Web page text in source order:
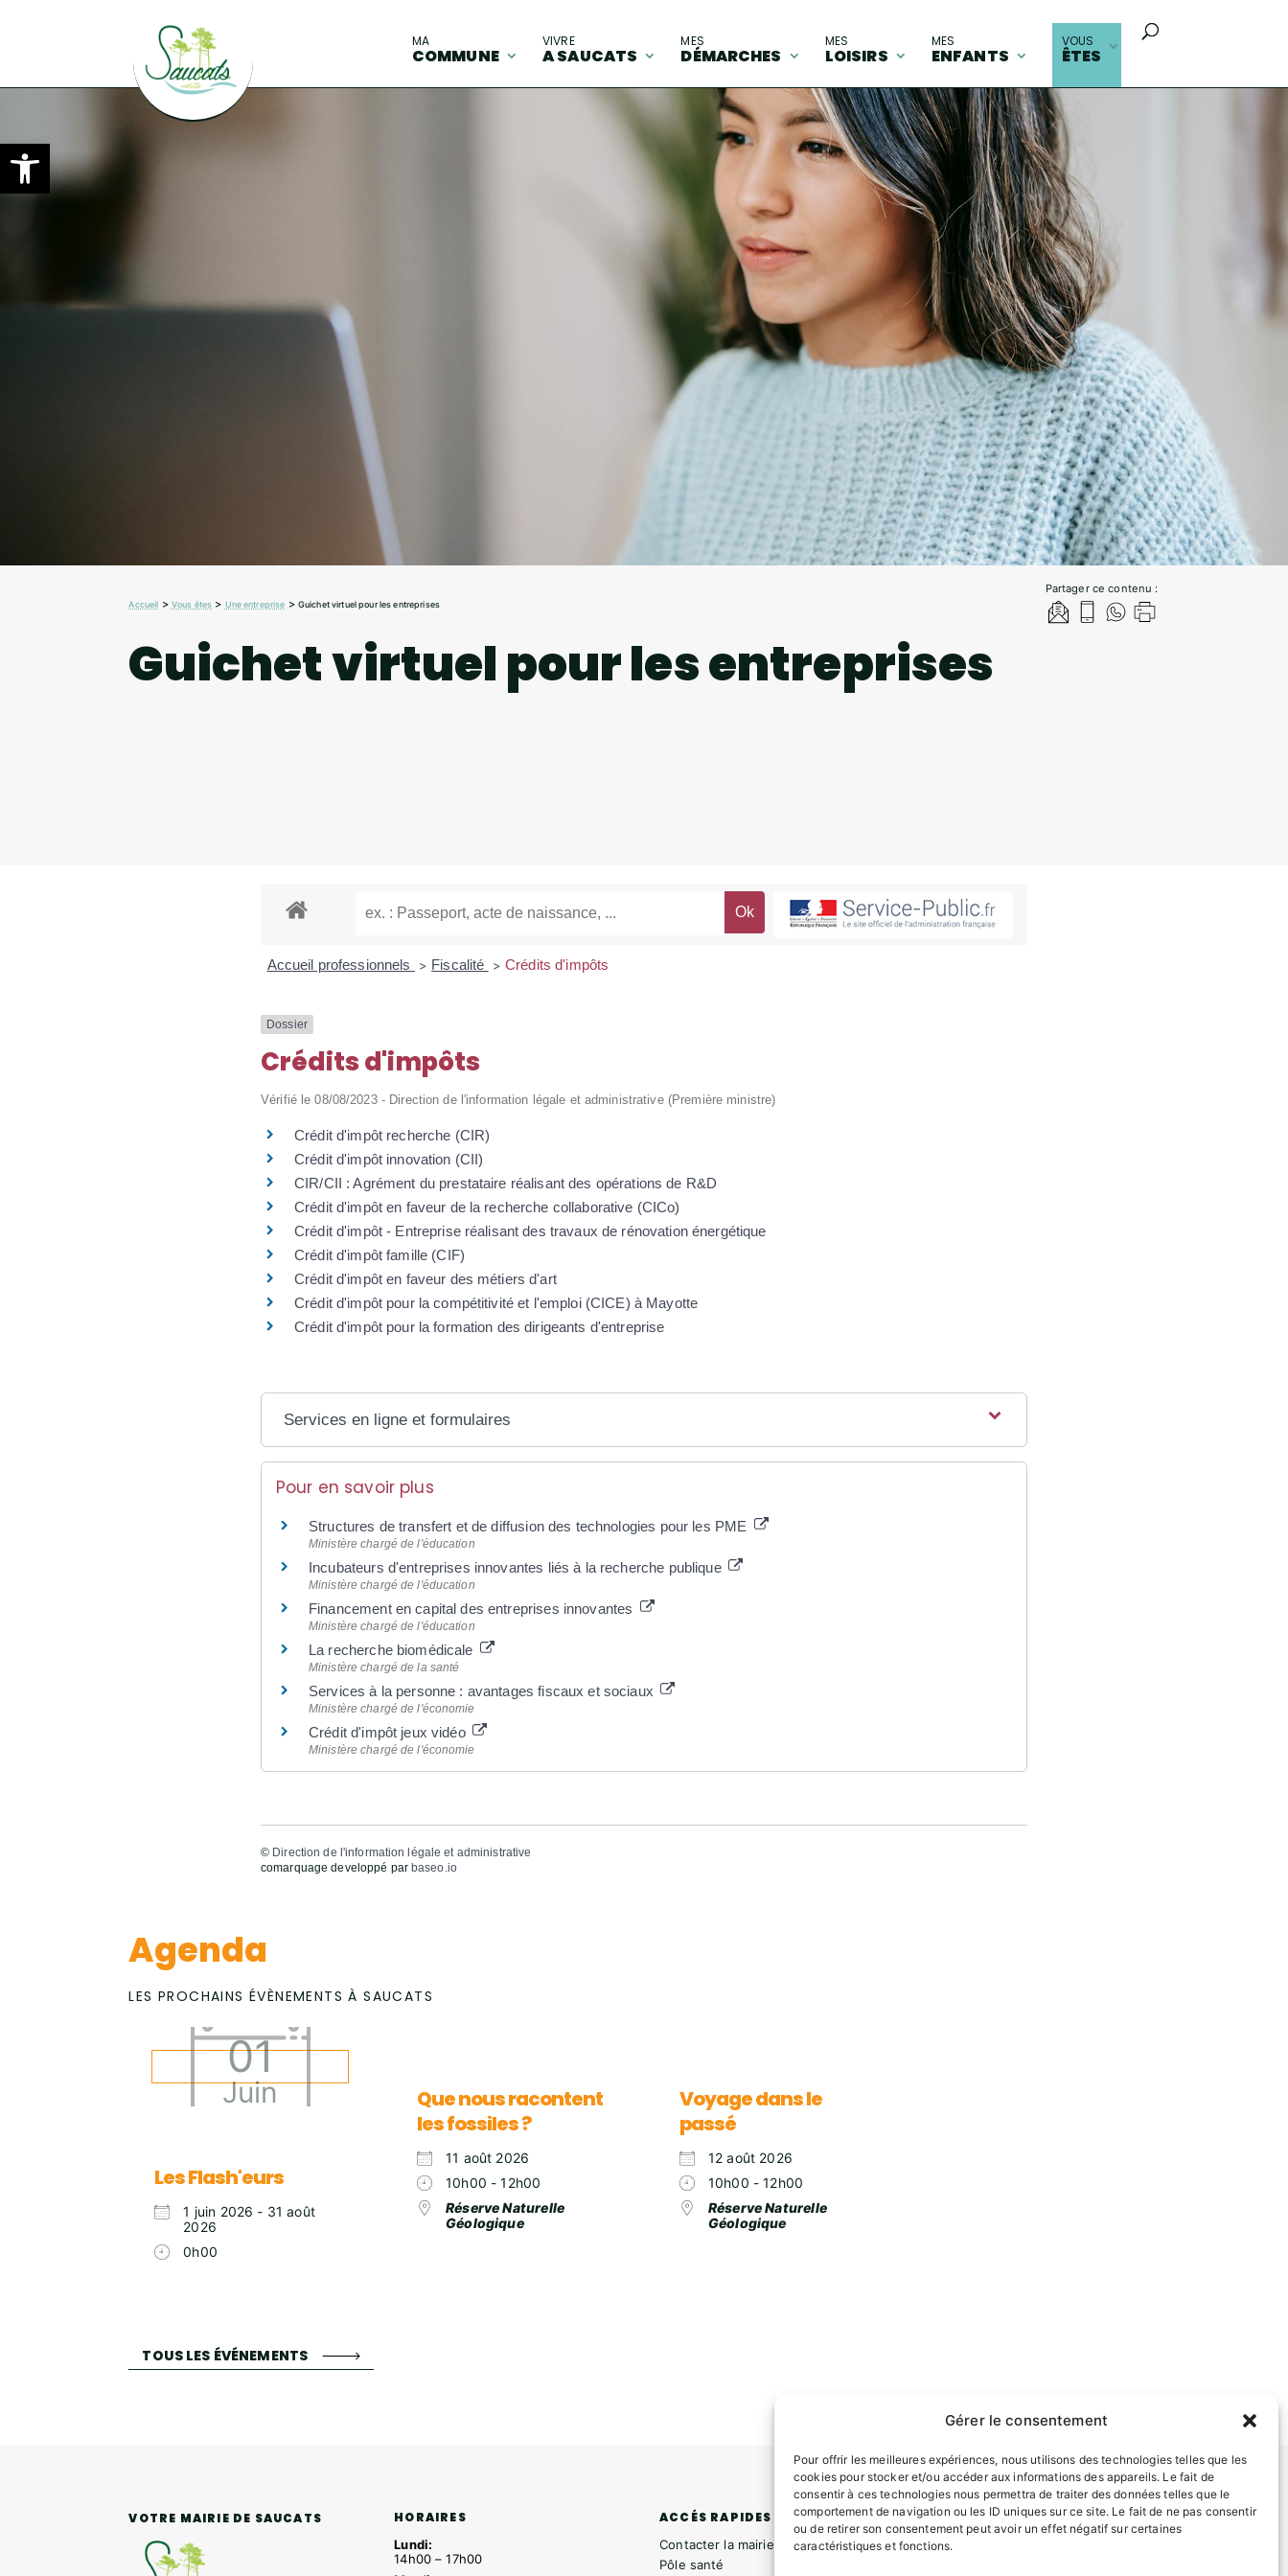
Ouvrir la barre d’outils
Gérer le consentement
Pour offrir les meilleures expériences, nous utilisons des technologies telles que les
cookies pour stocker et/ou accéder aux informations des appareils. Le fait de
consentir à ces technologies nous permettra de traiter des données telles que le
comportement de navigation ou les ID uniques sur ce site. Le fait de ne pas consentir
ou de retirer son consentement peut avoir un effet négatif sur certaines
caractéristiques et fonctions.
MA
COMMUNE
VIVRE
A SAUCATS
MES
DÉMARCHES
MES
LOISIRS
MES
ENFANTS
VOUS
ÊTES
Partager ce contenu :
Accueil > Vous êtes > Une entreprise > Guichet virtuel pour les entreprises
Guichet virtuel pour les entreprises
Accueil professionnels > Fiscalité > Crédits d'impôts
Dossier
Crédits d'impôts
Vérifié le 08/08/2023 - Direction de l'information légale et administrative (Première ministre)
Crédit d'impôt recherche (CIR)
Crédit d'impôt innovation (CII)
CIR/CII : Agrément du prestataire réalisant des opérations de R&D
Crédit d'impôt en faveur de la recherche collaborative (CICo)
Crédit d'impôt - Entreprise réalisant des travaux de rénovation énergétique
Crédit d'impôt famille (CIF)
Crédit d'impôt en faveur des métiers d'art
Crédit d'impôt pour la compétitivité et l'emploi (CICE) à Mayotte
Crédit d'impôt pour la formation des dirigeants d'entreprise
Services en ligne et formulaires
Pour en savoir plus
Structures de transfert et de diffusion des technologies pour les PME
Ministère chargé de l'éducation
Incubateurs d'entreprises innovantes liés à la recherche publique
Ministère chargé de l'éducation
Financement en capital des entreprises innovantes
Ministère chargé de l'éducation
La recherche biomédicale
Ministère chargé de la santé
Services à la personne : avantages fiscaux et sociaux
Ministère chargé de l'économie
Crédit d'impôt jeux vidéo
Ministère chargé de l'économie
© Direction de l'information légale et administrative
comarquage developpé par baseo.io
Agenda
LES PROCHAINS ÉVÈNEMENTS À SAUCATS
01
Juin
Les Flash'eurs
1 juin 2026 - 31 août
2026
0h00
Que nous racontent
les fossiles ?
11 août 2026
10h00 - 12h00
Réserve Naturelle
Géologique
Voyage dans le
passé
12 août 2026
10h00 - 12h00
Réserve Naturelle
Géologique
TOUS LES ÉVÉNEMENTS
VOTRE MAIRIE DE SAUCATS HORAIRES
Lundi:
14h00 – 17h00
ACCÉS RAPIDES
Contacter la mairie
Pôle santé
INFORMATIONS LÉGALES
Mentions légales